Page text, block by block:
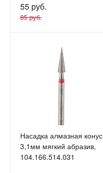
55 руб.
85 руб.
Насадка алмазная конус
3,1мм мягкий абразив,
104.166.514.031